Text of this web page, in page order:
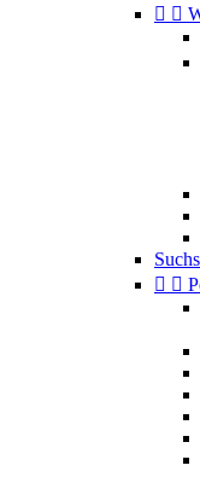
 
 